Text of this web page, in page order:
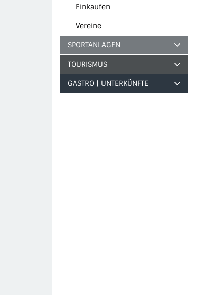
Einkaufen
Vereine
SPORTANLAGEN
TOURISMUS
GASTRO | UNTERKÜNFTE